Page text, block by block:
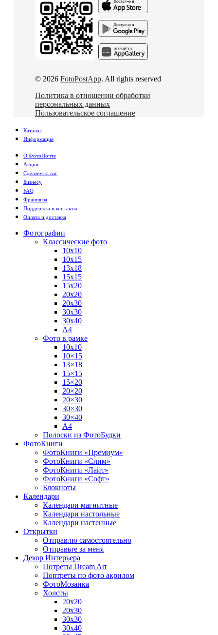
© 2026 FotoPostApp. All rights reserved
Политика в отношении обработки
персональных данных
Пользовательское соглашение
Каталог
Информация
О ФотоПочте
Акции
Сделаем за вас
Бизнесу
FAQ
Франшиза
Поддержка и контакты
Оплата и доставка
Фотографии
Классические фото
10х10
10х15
13х18
15х15
15х20
20х20
20х30
30х30
30х40
А4
Фото в рамке
10х10
10×15
13×18
15×15
15×20
20×20
20×30
30×30
30×40
A4
Полоски из ФотоБудки
ФотоКниги
ФотоКниги «Премиум»
ФотоКниги «Слим»
ФотоКниги «Лайт»
ФотоКниги «Софт»
Блокноты
Календари
Календари магнитные
Календари настольные
Календари настенные
Открытки
Отправлю самостоятельно
Отправьте за меня
Декор Интерьера
Потреты Dream Art
Портреты по фото акрилом
ФотоМозаика
Холсты
20х20
20х30
30х30
30х40